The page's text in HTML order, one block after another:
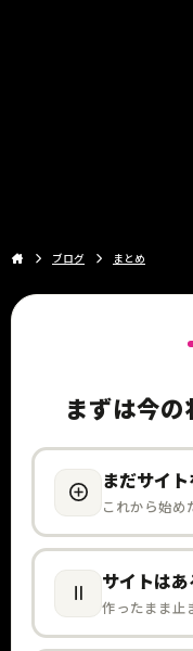
ブログ まとめ
まずは今
まだサイ
これから始め
サイトは
作ったまま止